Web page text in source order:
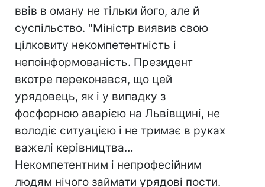
ввів в оману не тільки його, але й
суспільство. "Міністр виявив свою
цілковиту некомпетентність і
непоінформованість. Президент
вкотре переконався, що цей
урядовець, як і у випадку з
фосфорною аварією на Львівщині, не
володіє ситуацією і не тримає в руках
важелі керівництва…
Некомпетентним і непрофесійним
людям нічого займати урядові пости.